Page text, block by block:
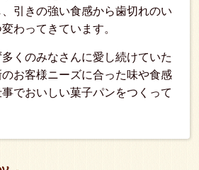
引きの強い食感から歯切れのい
わってきています。
くのみなさんに愛し続けていた
お客様ニーズに合った味や食感
でおいしい菓子パンをつくって